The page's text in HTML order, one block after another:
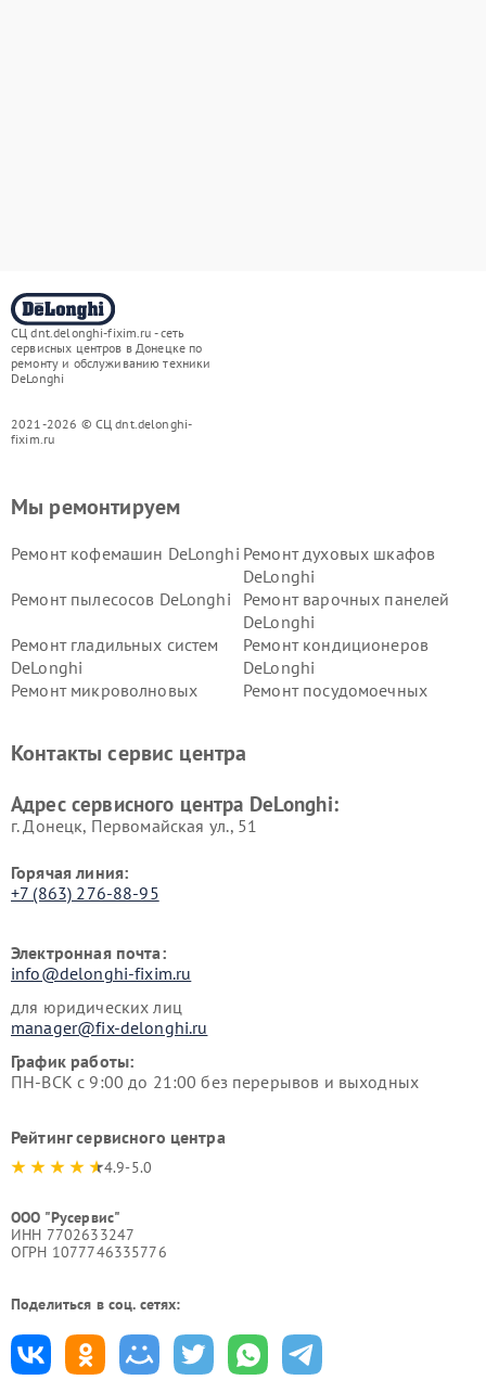
СЦ dnt.delonghi-fixim.ru - сеть
сервисных центров в Донецке по
ремонту и обслуживанию техники
DeLonghi
2021-2026 © СЦ dnt.delonghi-
fixim.ru
Мы ремонтируем
Ремонт кофемашин DeLonghi Ремонт духовых шкафов
DeLonghi
Ремонт пылесосов DeLonghi
Ремонт варочных панелей
DeLonghi
Ремонт гладильных систем
DeLonghi
Ремонт кондиционеров
DeLonghi
Ремонт микроволновых
Ремонт посудомоечных
DeLonghi
DeLonghi
Контакты сервис центра
Адрес сервисного центра DeLonghi:
г. Донецк, Первомайская ул., 51
Горячая линия:
+7 (863) 276-88-95
Электронная почта:
info@delonghi-fixim.ru
для юридических лиц
manager@fix-delonghi.ru
График работы:
ПН-ВСК с 9:00 до 21:00 без перерывов и выходных
Рейтинг сервисного центра
4.9-5.0
ООО "Русервис"
ИНН 7702633247
ОГРН 1077746335776
Поделиться в соц. сетях: